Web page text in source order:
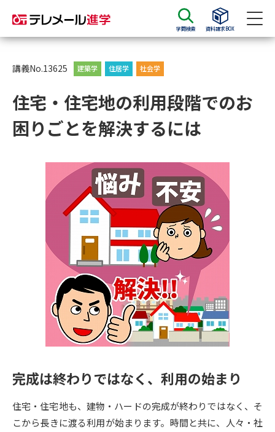
学問検索 資料請求BOX
資料請求
大学・短大の資料種類から請求
総合型選抜・学校推薦型選抜 募
集要項＆願書
大学入学共通テスト利用選抜の
募集要項＆願書
大学・短大以外の資料から請求
専門学校の資料請求 大学院の資料請求
留学・進学関連、塾・予備校
大学入学共通テスト「受験案
内」の請求
大学入学共通テスト「受験上の
配慮案内」の請求
高等学校卒業程度認定試験
幼稚園教員資格認定試験 小学校教員資格認定試験
高等学校（情報）教員資格認定
試験
講義No.13625 建築学 住居学 社会学
住宅・住宅地の利用段階でのお
困りごとを解決するには
完成は終わりではなく、利用の始まり
住宅・住宅地も、建物・ハードの完成が終わりではなく、そ
こから長きに渡る利用が始まります。時間と共に、人々・社